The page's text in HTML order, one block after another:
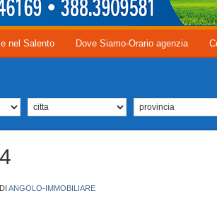
nel Salento Dove Siamo-Orario agenzia
DI ANGOLO-IMMOBILIARE